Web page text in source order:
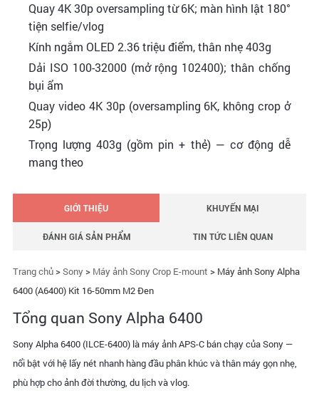
Quay 4K 30p oversampling từ 6K; màn hình lật 180°
tiện selfie/vlog
Kính ngắm OLED 2.36 triệu điểm, thân nhẹ 403g
Dải ISO 100-32000 (mở rộng 102400); thân chống
bụi ẩm
Quay video 4K 30p (oversampling 6K, không crop ở
25p)
Trọng lượng 403g (gồm pin + thẻ) — cơ động dễ
mang theo
GIỚI THIỆU KHUYẾN MẠI
ĐÁNH GIÁ SẢN PHẨM TIN TỨC LIÊN QUAN
Trang chủ>Sony> Máy ảnh Sony Crop E-mount > Máy ảnh Sony Alpha
6400 (A6400) Kit 16-50mm M2 Đen
Tổng quan Sony Alpha 6400
Sony Alpha 6400 (ILCE-6400) là máy ảnh APS-C bán chạy của Sony —
nổi bật với hệ lấy nét nhanh hàng đầu phân khúc và thân máy gọn nhẹ,
phù hợp cho ảnh đời thường, du lịch và vlog.